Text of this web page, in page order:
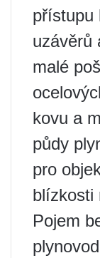
přístupu
uzávěrů
malé
kovu a
půdy
pro
blízkosti
Pojem